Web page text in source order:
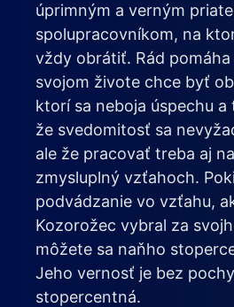
úprimným a verným
spolupracovníkom, na
vždy obrátiť. Rád
svojom živote chce byť
ktorí sa neboja úspechu a
že svedomitosť sa
ale že pracovať treba aj
zmysluplný vzťahoch.
podvádzanie vo vzťahu,
Kozorožec vybral za
môžete sa naňho
Jeho vernosť je bez
stopercentná.